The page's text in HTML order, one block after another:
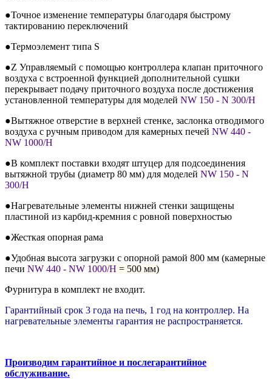
●Точное изменение температуры благодаря быстрому
тактированию переключений
●Термоэлемент типа S
●Z Управляемый с помощью контроллера клапан приточного
воздуха с встроенной функцией дополнительной сушки
перекрывает подачу приточного воздуха после достижения
установленной температуры для моделей NW 150 - N 300/H
●Вытяжное отверстие в верхней стенке, заслонка отводимого
воздуха с ручным приводом для камерных печей NW 440 -
NW 1000/H
●В комплект поставки входят штуцер для подсоединения
вытяжной трубы (диаметр 80 мм) для моделей NW 150 - N
300/H
●Нагревательные элементы нижней стенки защищены
пластиной из карбид-кремния с ровной поверхностью
●Жесткая опорная рама
●Удобная высота загрузки с опорной рамой 800 мм (камерные
печи NW 440 - NW 1000/H = 500 мм)
Фурнитура в комплект не входит.
Гарантийный срок 3 года на печь, 1 год на контроллер. На
нагревательные элементы гарантия не распространяется.
Производим гарантийное и послегарантийное
обслуживание.